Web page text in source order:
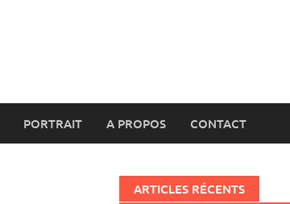
PORTRAIT A PROPOS CONTACT
ARTICLES RÉCENTS